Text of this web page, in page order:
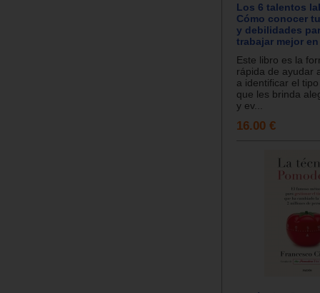
Los 6 talentos
Cómo conocer
y debilidades
trabajar mejor
Este libro es la
rápida de ayudar
a identificar el
que les brinda
y ev...
16.00 €